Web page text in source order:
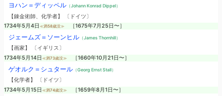
ヨハン＝ディッペル（Johann Konrad Dippel）
【錬金術師、化学者】 〔ドイツ〕
1734年5月4日 ≪満58歳没≫ ［1675年7月25日〜］
ジェームズ＝ソーンヒル（James Thornhill）
【画家】 〔イギリス〕
1734年5月14日 ≪満73歳没≫ ［1660年10月21日〜］
ゲオルク＝シュタール（Georg Ernst Stall）
【化学者】 〔ドイツ〕
1734年5月15日 ≪満74歳没≫ ［1659年8月1日〜］